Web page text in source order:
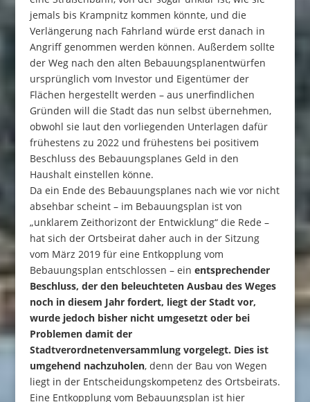
jemals bis Krampnitz kommen könnte, und die
Verlängerung nach Fahrland würde erst danach in
Angriff genommen werden können. Außerdem sollte
der Weg nach den alten Bebauungsplanentwürfen
ursprünglich vom Investor und Eigentümer der
Flächen hergestellt werden – aus unerfindlichen
Gründen will die Stadt das nun selbst übernehmen,
obwohl sie laut den vorliegenden Unterlagen dafür
frühestens zu 2022 und frühestens bei positivem
Beschluss des Bebauungsplanes Geld in den
Haushalt einstellen könne.
Da ein Ende des Bebauungsplanes nach wie vor nicht
absehbar scheint – im Bebauungsplan ist von
„unklarem Zeithorizont der Entwicklung“ die Rede –
hat sich der Ortsbeirat daher auch in der Sitzung
vom März 2019 für eine Entkopplung vom
Bebauungsplan entschlossen – ein entsprechender
Beschluss, der den beleuchteten Ausbau des Weges
noch in diesem Jahr fordert, liegt der Stadt vor,
wurde jedoch bisher nicht umgesetzt oder bei
Problemen damit der
Stadtverordnetenversammlung vorgelegt. Dies ist
umgehend nachzuholen, denn der Bau von Wegen
liegt in der Entscheidungskompetenz des Ortsbeirats.
Eine Entkopplung vom Bebauungsplan ist hier